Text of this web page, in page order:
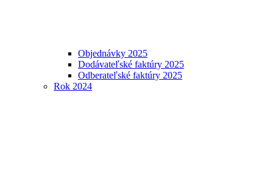
Objednávky 2025
Dodávateľské faktúry 2025
Odberateľské faktúry 2025
Rok 2024